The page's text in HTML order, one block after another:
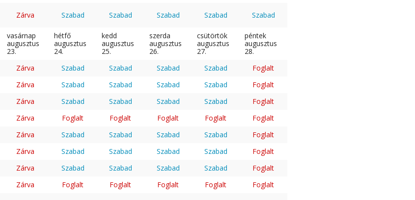
Zárva Szabad Szabad Szabad Szabad Szabad
vasárnap
augusztus
23.
hétfő
augusztus
24.
kedd
augusztus
25.
szerda
augusztus
26.
csütörtök
augusztus
27.
péntek
augusztus
28.
Zárva Szabad Szabad Szabad Szabad
Foglalt
Zárva Szabad Szabad Szabad Szabad
Foglalt
Zárva Szabad Szabad Szabad Szabad
Foglalt
Zárva Foglalt Foglalt Foglalt Foglalt
Foglalt
Zárva Szabad Szabad Szabad Szabad
Foglalt
Zárva Szabad Szabad Szabad Szabad
Foglalt
Zárva Szabad Szabad Szabad Szabad
Foglalt
Zárva Foglalt Foglalt Foglalt Foglalt
Foglalt